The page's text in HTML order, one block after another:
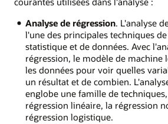
Analyse de régression. L'analyse
l'une des principales techniques
statistique et de données. Avec
régression, le modèle de machine
les données pour voir quelles
un résultat et de combien.
englobe une famille de
régression linéaire, la régression
régression logistique.